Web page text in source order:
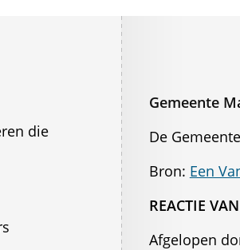
die
Gemeente
De
Bron: Een
REACTIE
Afgelopen